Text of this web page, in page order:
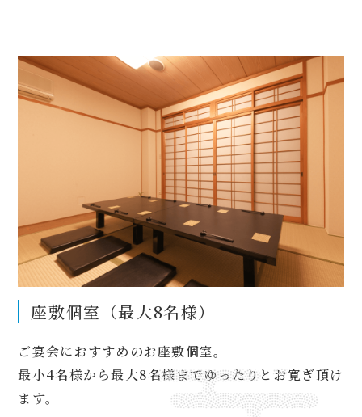
座敷個室（最大8名様）
ご宴会におすすめのお座敷個室。
最小4名様から最大8名様までゆったりとお寛ぎ頂け
ます。